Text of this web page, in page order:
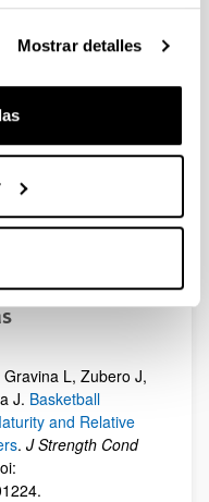
Mostrar detalles
dosificación de
en la sección
e i (…)”.
animal”.
L, Zubero J,
J. Basketball
and Relative
. J Strength Cond